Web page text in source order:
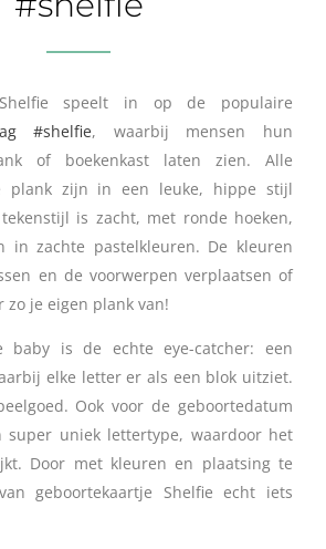
Shelfie speelt in op de populaire
#shelfie, waarbij mensen hun
of boekenkast laten zien. Alle
plank zijn in een leuke, hippe stijl
is zacht, met ronde hoeken,
in zachte pastelkleuren. De kleuren
en de voorwerpen verplaatsen of
zo je eigen plank van!
baby is de echte eye-catcher: een
elke letter er als een blok uitziet.
Ook voor de geboortedatum
super uniek lettertype, waardoor het
Door met kleuren en plaatsing te
geboortekaartje Shelfie echt iets